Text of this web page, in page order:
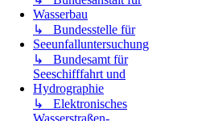
Wasserbau
↳ Bundesstelle für
Seeunfalluntersuchung
↳ Bundesamt für
Seeschifffahrt und
Hydrographie
↳ Elektronisches